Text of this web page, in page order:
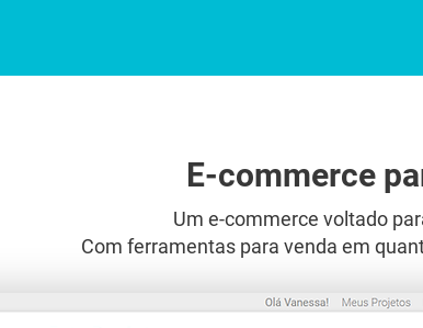
E-commerce
Um e-commerce voltado
Com ferramentas para venda em